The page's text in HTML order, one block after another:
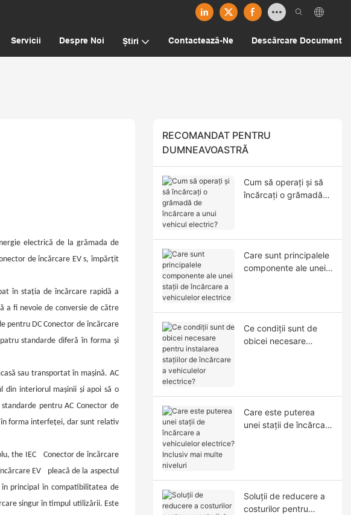
Servicii Despre Noi Știri Contactează-Ne Descărcare Document
electrică de la grămada de
de încărcare EVs, împărțit
în stația de încărcare rapidă a
a fi nevoie de conversie de către
pentru DCConector de încărcare
patru standarde diferă în forma și
sau transportat în mașină. AC
din interiorul mașinii și apoi să o
pentru AC Conector de
în forma interfeței, dar sunt relativ
the IEC
Conector de încărcare
EV
pleacă de la aspectul
principal în compatibilitatea de
singur în timpul utilizării. Este
RECOMANDAT PENTRU
DUMNEAVOASTRĂ
Cum să operați și să
încărcați o grămadă
Care sunt principalele
componente ale unei
Ce condiții sunt de
obicei necesare
Care este puterea
unei stații de încărcare
Soluții de reducere a
costurilor pentru